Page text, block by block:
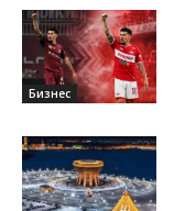
Бизнес